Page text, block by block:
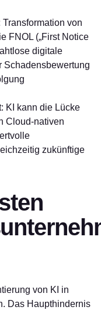
Transformation von
FNOL („First Notice
digitale
Schadensbewertung
KI kann die Lücke
Cloud-nativen
zukünftige
von KI in
Das Haupthindernis